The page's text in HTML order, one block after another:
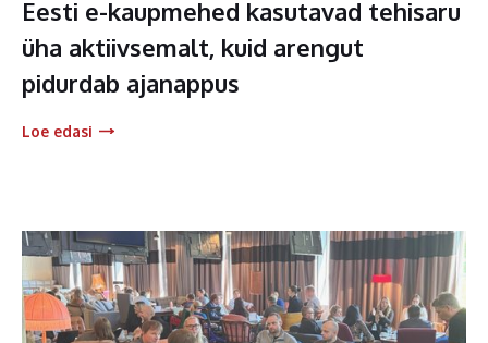
Eesti e-kaupmehed kasutavad tehisaru
üha aktiivsemalt, kuid arengut
pidurdab ajanappus
Loe edasi